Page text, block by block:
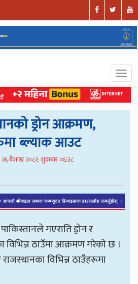
ड्रोन आक्रमण,
ब्ल्याक आउट
२६ बैशाख २०८२, शुक्रबार ०६:३८
गएराति ड्रोन र
विभिन्न ठाउँमा आक्रमण गरेको छ ।
विभिन्न ठाउँहरूमा